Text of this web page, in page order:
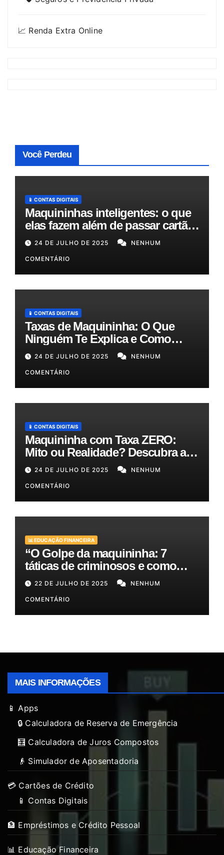
📈 Renda Extra Online
Você Perdeu
📱 CONTAS DIGITAIS
Maquininhas inteligentes: o que
elas fazem além de passar cartão
e como podem otimizar sua
gestão!
24 DE JULHO DE 2025 NENHUM
COMENTÁRIO
📱 CONTAS DIGITAIS
Taxas de Maquininha: O Que
Ninguém Te Explica e Como
Reduzir Seus Custos em Até
50%!
24 DE JULHO DE 2025 NENHUM
COMENTÁRIO
📱 CONTAS DIGITAIS
Maquininha com Taxa ZERO:
Mito ou Realidade? Descubra as
Melhores Opções para o Seu
Bolso!
24 DE JULHO DE 2025 NENHUM
COMENTÁRIO
📊 EDUCAÇÃO FINANCEIRA
“O Golpe da maquininha: 7
táticas de criminosos e como
proteger seu dinheiro e seus
clientes!”
22 DE JULHO DE 2025 NENHUM
COMENTÁRIO
MAIS INFORMAÇÕES
📱 Apps
🔒 Calculadora de Reserva de Emergência
🧮 Calculadora de Juros Compostos
👴 Simulador de Aposentadoria
💳 Cartões de Crédito
📱 Contas Digitais
🏦 Empréstimos e Crédito Pessoal
📊 Educação Financeira